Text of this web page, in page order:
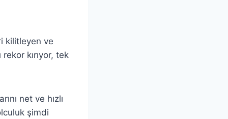
kilitleyen ve
kırıyor, tek
net ve hızlı
şimdi